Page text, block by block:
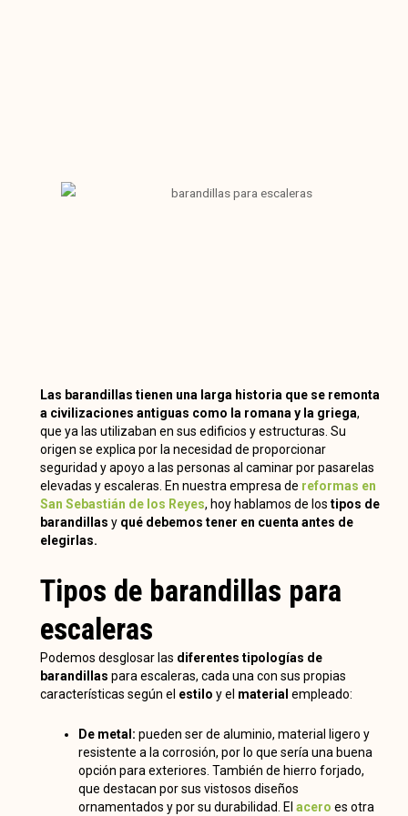
Las barandillas tienen una larga historia que se remonta
a civilizaciones antiguas como la romana y la griega,
que ya las utilizaban en sus edificios y estructuras. Su
origen se explica por la necesidad de proporcionar
seguridad y apoyo a las personas al caminar por pasarelas
elevadas y escaleras. En nuestra empresa de reformas en
San Sebastián de los Reyes, hoy hablamos de los tipos de
barandillas y qué debemos tener en cuenta antes de
elegirlas.
Tipos de barandillas para
escaleras
Podemos desglosar las diferentes tipologías de
barandillas para escaleras, cada una con sus propias
características según el estilo y el material empleado:
De metal: pueden ser de aluminio, material ligero y
resistente a la corrosión, por lo que sería una buena
opción para exteriores. También de hierro forjado,
que destacan por sus vistosos diseños
ornamentados y por su durabilidad. El acero es otra